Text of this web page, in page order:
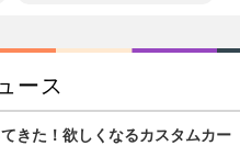
ース
きた！欲しくなるカスタムカー